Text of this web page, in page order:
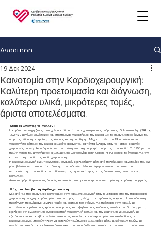
Ανάρτηση
Καινοτομία στην Καρδιοχειρουργική:
Καλύτερη προετοιμασία και διάγνωση,
καλύτερα υλικά, μικρότερες τομές,
άριστα αποτελέσματα.
19 Δεκ 2024
Διαμορφώνοντας το Μέλλον:
Η καρδιά, σαν πηγή ζωης, απασχολούσε ήδη από την αρχαιότητα τους ανθρώπους. Ο Αριστοτέλης (384 πχ
-322 πχ), μεγάλος φιλόσοφος και επιστήμονας χαρακτήρισε την καρδιά ως το σημαντικότερο όργανο του
σώματος, έδρα της ευφυΐας, της κίνησης και της αίσθησης. Μέχρι τα τέλη του 19ου αιώνα το να
χειρουργήσει κάποιος την καρδιά θεωρείτο αδιανόητο. Τα πάντα άλλαξαν όταν το 1896 ο Γερμανός
χειρουργός Ludwig Rehn δημοσίευσε την πρώτη επιτυχή συρραφή τραύματος στην καρδιά. Το 1953 με την
πρώτη χρήση του μηχανήματος εξωσωματικής λειτουργίας (John Gibbon, ΗΠΑ) δόθηκε το έναυσμα για την
καταιγιστική πρόοδο της καρδιοχειρουργικής.
Η καρδιοχειρουργική έχει προχωρήσει δυναμικά, εξελισσόμενη μέσα από πολυάριθμες καινοτομίες που όχι
μόνο βελτίωσαν τα ποσοστά επιβίωσης των ασθενών αλλά και έφεραν επανάσταση στον τρόπο
αντιμετώπισης των καρδιακών παθήσεων, της σημαντικότερης αιτίας θανάτου στις ανεπτυγμένες
κοινωνίες.
Αυτό το άρθρο διερευνά τις βασικές καινοτομίες που μεταμόρφωσαν τον τομέα της καρδιοχειρουργικής.
Ελάχιστα Επεμβατική Καρδιοχειρουργική:
Μία από τις πιο σημαντικές καινοτομίες στην καρδιοχειρουργική ήταν η μετάβαση από την παραδοσιακή
χειρουργική ανοιχτής καρδιάς μέσω στερνοτομής, στις ελάχιστα επεμβατικές τεχνικές. Η παραδοσιακή
προσέγγιση περιλάμβανε μεγάλες τομές και διατομή του στέρνου για πρόσβαση στην καρδιά, με
αποτέλεσμα μεγαλύτερους χρόνους ανάρρωσης και υψηλότερους κινδύνους επιπλοκών. Ωστόσο, με τις
εξελίξεις στη ενδοσκοπική-θωρακοσκοπική χειρουργική καθώς και την ρομποτική χειρουργική, με
εξειδικευμένα και ακριβή εργαλεία, εύκαμπτες κάνουλες και σύγχρονα μέσα παρακολούθησης οι
καρδιοχειρουργοί μπορούν πλέον να εκτελούν πολύπλοκες διαδικασίες μέσω μικρότερων τομών, με